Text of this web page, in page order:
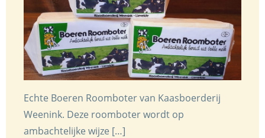
Echte Boeren Roomboter van Kaasboerderij
Weenink. Deze roomboter wordt op
ambachtelijke wijze […]